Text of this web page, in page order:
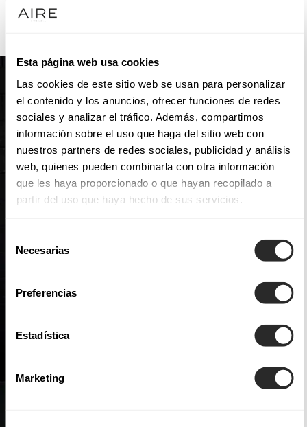
Esta página web usa cookies
Las cookies de este sitio web se usan para personalizar
el contenido y los anuncios, ofrecer funciones de redes
sociales y analizar el tráfico. Además, compartimos
información sobre el uso que haga del sitio web con
nuestros partners de redes sociales, publicidad y análisis
web, quienes pueden combinarla con otra información
que les haya proporcionado o que hayan recopilado a
partir del uso que haya hecho de sus servicios.
Necesarias
Preferencias
Estadística
Marketing
COLLEZIONI